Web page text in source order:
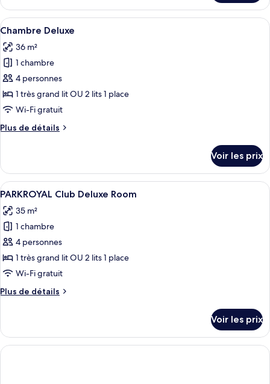
le
type
de
Chambre
Supérieure
Afficher
toutes
les
photos
pour
ce
type
chambre :
Une chambre d’hôtel avec un grand
5
Chambre Deluxe
36 m²
1 chambre
4 personnes
1 très grand lit OU 2 lits 1 place
Wi-Fi gratuit
Plus de détails
Plus
le
type
de
Chambre
Deluxe
Voir les prix
Afficher
toutes
les
photos
pour
ce
type
chambre :
Deluxe
Room
Une chambre d’hôtel moderne
6
PARKROYAL Club Deluxe Room
35 m²
1 chambre
4 personnes
1 très grand lit OU 2 lits 1 place
Wi-Fi gratuit
Plus de détails
Plus
le
type
de
Voir les prix